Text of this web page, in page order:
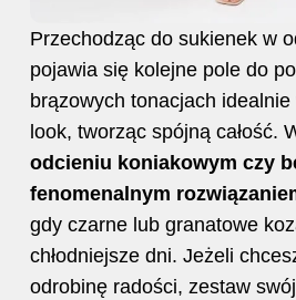
Przechodząc do sukienek w
pojawia się kolejne pole do
brązowych tonacjach
look, tworząc spójną całość.
odcieniu koniakowym czy
fenomenalnym
gdy czarne lub granatowe
chłodniejsze dni. Jeżeli
odrobinę radości, zestaw